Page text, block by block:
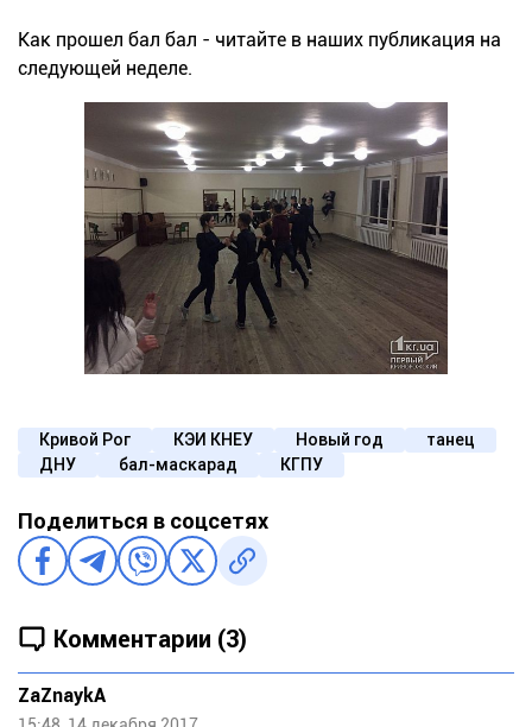
Как прошел бал бал - читайте в наших публикация на
следующей неделе.
Кривой Рог КЭИ КНЕУ Новый год
танец
ДНУ
бал-маскарад КГПУ
Поделиться в соцсетях
Комментарии (3)
ZaZnaykA